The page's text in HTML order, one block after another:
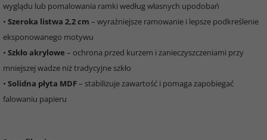
wyglądu lub pomalowania ramki według własnych upodobań
• Szeroka listwa 2,2 cm – wyraźniejsze ramowanie i lepsze podkreślenie
eksponowanego motywu
• Szkło akrylowe – ochrona przed kurzem i zanieczyszczeniami przy
mniejszej wadze niż tradycyjne szkło
• Solidna płyta MDF– stabilizuje zawartość i pomaga zapobiegać
falowaniu papieru